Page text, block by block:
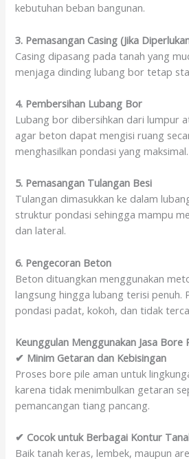
kebutuhan beban bangunan.
3. Pemasangan Casing (Jika
Casing dipasang pada tanah yang
menjaga dinding lubang bor tetap
4. Pembersihan Lubang Bor
Lubang bor dibersihkan dari lumpur
agar beton dapat mengisi ruang
menghasilkan pondasi yang maksimal.
5. Pemasangan Tulangan Besi
Tulangan dimasukkan ke dalam
struktur pondasi sehingga mampu
dan lateral.
6. Pengecoran Beton
Beton dituangkan menggunakan
langsung hingga lubang terisi penuh.
pondasi padat, kokoh, dan tidak
Keunggulan Menggunakan Jasa Bore
✔ Minim Getaran dan Kebisingan
Proses bore pile aman untuk
karena tidak menimbulkan getaran
pemancangan tiang pancang.
✔ Cocok untuk Berbagai Kontur
Baik tanah keras, lembek, maupun